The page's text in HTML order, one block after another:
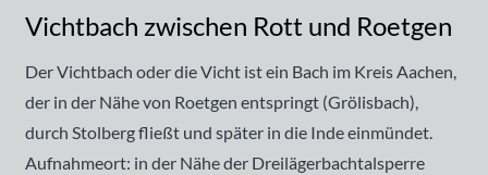
Vichtbach zwischen Rott und Roetgen
Der Vichtbach oder die Vicht ist ein Bach im Kreis Aachen,
der in der Nähe von Roetgen entspringt (Grölisbach),
durch Stolberg fließt und später in die Inde einmündet.
Aufnahmeort: in der Nähe der Dreilägerbachtalsperre